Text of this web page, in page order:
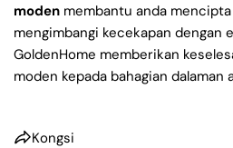
moden membantu anda
mengimbangi kecekapan dengan
GoldenHome memberikan
moden kepada bahagian dalaman
Kongsi